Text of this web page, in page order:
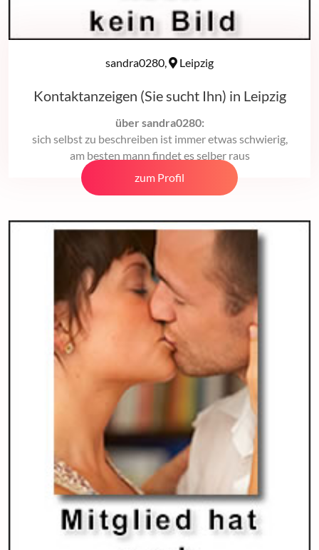
sandra0280, Leipzig
Kontaktanzeigen (Sie sucht Ihn) in Leipzig
über sandra0280:
sich selbst zu beschreiben ist immer etwas schwierig,
am besten mann findet es selber raus
zum Profil